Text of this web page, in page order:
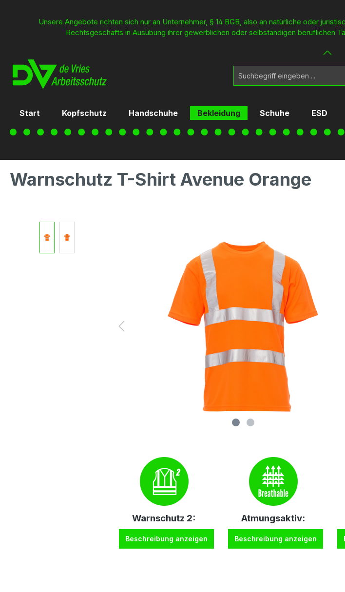
Unsere Angebote richten sich nur an Unternehmer, § 14 BGB, also an natürliche oder
Rechtsgeschäfts in Ausübung ihrer gewerblichen oder selbständigen beruflichen
Start Kopfschutz Handschuhe Bekleidung Schuhe ESD
Warnschutz T-Shirt Avenue Orange
Warnschutz 2:
Beschreibung anzeigen
Atmungsaktiv:
Beschreibung anzeigen